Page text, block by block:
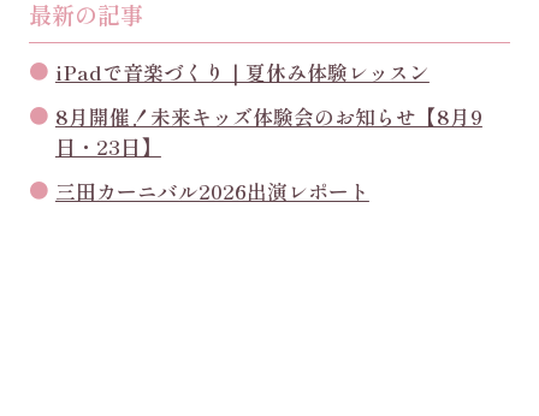
最新の記事
iPadで音楽づくり｜夏休み体験レッスン
8月開催！未来キッズ体験会のお知らせ【8月9
日・23日】
三田カーニバル2026出演レポート